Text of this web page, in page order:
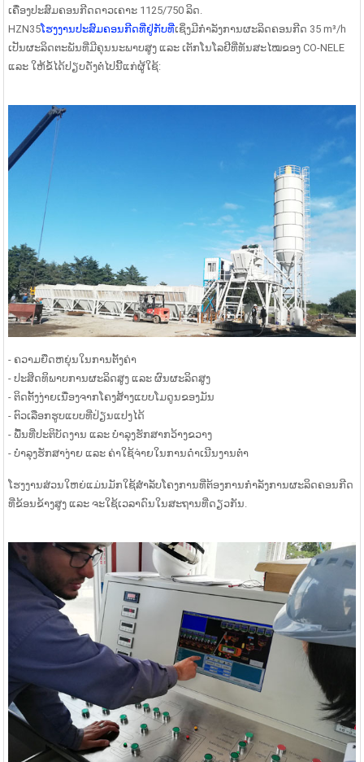
ເຄື່ອງປະສົມຄອນກີດດາວເຄາະ 1125/750 ລິດ.
HZN35ໂຮງງານປະສົມຄອນກີດທີ່ຢູ່ກັບທີ່ເຊິ່ງມີກຳລັງການຜະລິດຄອນກີດ 35 m³/h
ເປັນຜະລິດຕະພັນທີ່ມີຄຸນນະພາບສູງ ແລະ ເຕັກໂນໂລຢີທີ່ທັນສະໄໝຂອງ CO-NELE
ແລະ ໃຫ້ຂໍ້ໄດ້ປຽບດັ່ງຕໍ່ໄປນີ້ແກ່ຜູ້ໃຊ້:
- ຄວາມຍືດຫຍຸ່ນໃນການຕັ້ງຄ່າ
- ປະສິດທິພາບການຜະລິດສູງ ແລະ ຜົນຜະລິດສູງ
- ຕິດຕັ້ງງ່າຍເນື່ອງຈາກໂຄງສ້າງແບບໂມດູນຂອງມັນ
- ຕົວເລືອກຮູບແບບທີ່ປ່ຽນແປງໄດ້
- ພື້ນທີ່ປະຕິບັດງານ ແລະ ບຳລຸງຮັກສາກວ້າງຂວາງ
- ບຳລຸງຮັກສາງ່າຍ ແລະ ຄ່າໃຊ້ຈ່າຍໃນການດຳເນີນງານຕໍ່າ
ໂຮງງານສ່ວນໃຫຍ່ແມ່ນມັກໃຊ້ສຳລັບໂຄງການທີ່ຕ້ອງການກຳລັງການຜະລິດຄອນກີດ
ທີ່ຂ້ອນຂ້າງສູງ ແລະ ຈະໃຊ້ເວລາດົນໃນສະຖານທີ່ດຽວກັນ.
ະສົມຄອນກີດສຳເລັດຮູບ
60m³/h | 1000 ...
ເຄື່ອງປະສົມຄອນກີດໃນຫ້ອງທົດລອງ